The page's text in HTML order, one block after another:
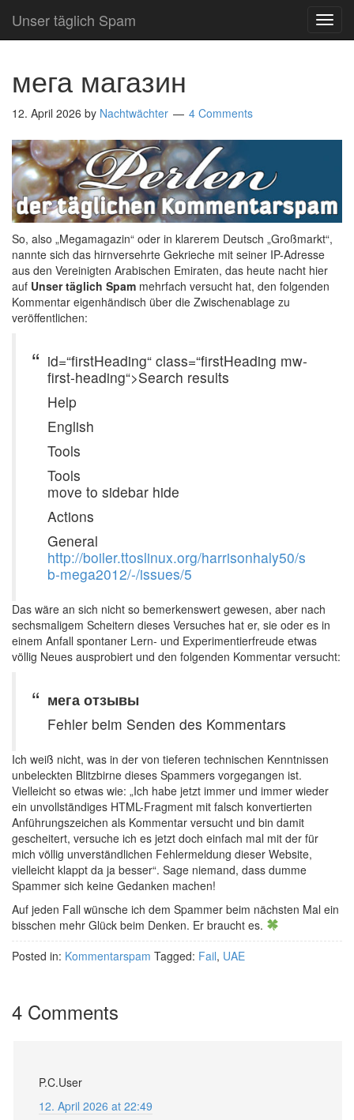
Unser täglich Spam
мега магазин
12. April 2026 by Nachtwächter 4 Comments
So, also „Megamagazin“ oder in klarerem Deutsch „Großmarkt“,
nannte sich das hirnversehrte Gekrieche mit seiner IP-Adresse
aus den Vereinigten Arabischen Emiraten, das heute nacht hier
auf Unser täglich Spam mehrfach versucht hat, den folgenden
Kommentar eigenhändisch über die Zwischenablage zu
veröffentlichen:
id=“firstHeading“ class=“firstHeading mw-
first-heading“>Search results
Help
English
Tools
Tools
move to sidebar hide
Actions
General
http://boiler.ttoslinux.org/harrisonhaly50/s
b-mega2012/-/issues/5
Das wäre an sich nicht so bemerkenswert gewesen, aber nach
sechsmaligem Scheitern dieses Versuches hat er, sie oder es in
einem Anfall spontaner Lern- und Experimentierfreude etwas
völlig Neues ausprobiert und den folgenden Kommentar versucht:
мега отзывы
Fehler beim Senden des Kommentars
Ich weiß nicht, was in der von tieferen technischen Kenntnissen
unbeleckten Blitzbirne dieses Spammers vorgegangen ist.
Vielleicht so etwas wie: „Ich habe jetzt immer und immer wieder
ein unvollständiges HTML-Fragment mit falsch konvertierten
Anführungszeichen als Kommentar versucht und bin damit
gescheitert, versuche ich es jetzt doch einfach mal mit der für
mich völlig unverständlichen Fehlermeldung dieser Website,
vielleicht klappt da ja besser“. Sage niemand, dass dumme
Spammer sich keine Gedanken machen!
Auf jeden Fall wünsche ich dem Spammer beim nächsten Mal ein
bisschen mehr Glück beim Denken. Er braucht es.
Posted in: Kommentarspam Tagged: Fail, UAE
4 Comments
P.C.User
12. April 2026 at 22:49